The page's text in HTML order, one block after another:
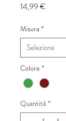
14,99 €
Misura *
Colore *
Quantità *